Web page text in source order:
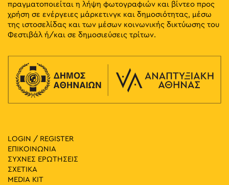
πραγματοποιείται η λήψη φωτογραφιών και βίντεο προς
χρήση σε ενέργειες μάρκετινγκ και δημοσιότητας, μέσω
της ιστοσελίδας και των μέσων κοινωνικής δικτύωσης του
Φεστιβάλ ή/και σε δημοσιεύσεις τρίτων.
LOGIN / REGISTER
ΕΠΙΚΟΙΝΩΝΙΑ
ΣΥΧΝΕΣ ΕΡΩΤΗΣΕΙΣ
ΣΧΕΤΙΚΑ
MEDIA ΚIT